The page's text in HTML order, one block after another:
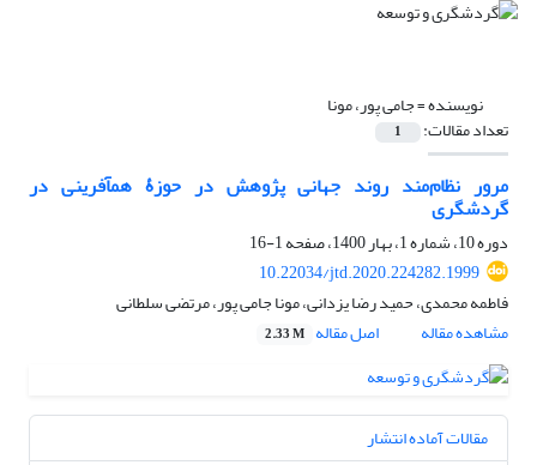
نویسنده =جامی پور، مونا
تعداد مقالات: 1
مرور نظام‌مند روند جهانی پژوهش در حوزۀ هم‏آفرینی در
گردشگری
دوره 10، شماره 1، بهار 1400، صفحه
1-16
10.22034/jtd.2020.224282.1999
فاطمه محمدی، حمید رضا یزدانی، مونا جامی پور، مرتضی سلطانی
مشاهده مقاله
اصل مقاله 2.33 M
مقالات آماده انتشار